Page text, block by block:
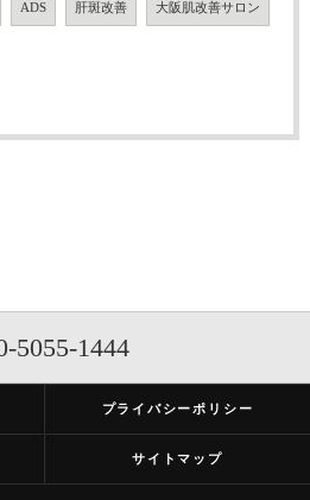
ADS 肝斑改善 大阪肌改善サロン
5055-1444
プライバシーポリシー
サイトマップ